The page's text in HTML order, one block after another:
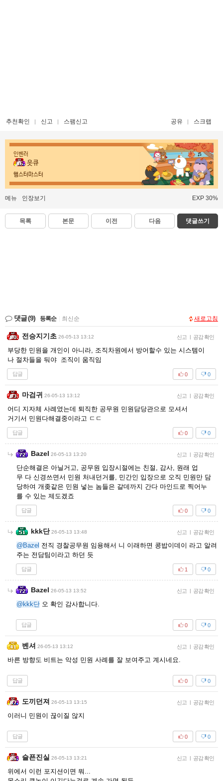
추천확인 신고 스팸신고 공유 스크랩
인벤러
읏큐
햄스터마스터
메뉴 인장보기 EXP 30%
목록 본문 이전 다음 댓글쓰기
댓글(9) 등록순 최신순 새로고침
전승지기초 26-05-13 13:12 신고 | 공감 확인
부당한 민원을 개인이 아니라, 조직차원에서 방어할수 있는 시스템이
나 절차들을 둬야 조직이 움직임
답글 0
0
마검귀 26-05-13 13:12 신고 | 공감 확인
어디 지자체 사례였는데 퇴직한 공무원 민원담당관으로 모셔서
거기서 민원다해결중이라고 ㄷㄷ
답글 0
0
Bazel 26-05-13 13:20 신고 | 공감 확인
단순해결은 아닐거고, 공무원 입장시절에는 친절, 감사, 원래 업
무 다 신경쓰면서 민원 처내던거를, 민간인 입장으로 오직 민원만 담
당하여 개좆같은 민원 넣는 놈들은 갈데까지 간다 마인드로 찍어누
를 수 있는 제도겠죠
답글 0
0
kkk단 26-05-13 13:48 신고 | 공감 확인
@Bazel 전직 경찰공무원 임용해서 니 이래하면 콩밥이데이 라고 알려
주는 전담팀이라고 하던 듯
답글 0
1
Bazel 26-05-13 13:52 신고 | 공감 확인
@kkk단 오 확인 감사합니다.
답글 0
0
벤셔 26-05-13 13:12 신고 | 공감 확인
바른 방향도 비트는 악성 민원 사례를 잘 보여주고 계시네요.
답글 0
0
도끼던져 26-05-13 13:15 신고 | 공감 확인
이러니 민원이 끊이질 않지
답글 0
0
슬픈진실 26-05-13 13:21 신고 | 공감 확인
위에서 이런 포지션이면 뭐...